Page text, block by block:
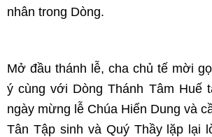
nhân trong Dòng.
Mở đầu thánh lễ, cha chủ tế mời
ý cùng với Dòng Thánh Tâm Huế
ngày mừng lễ Chúa Hiển Dung và
Tân Tập sinh và Quý Thầy lặp lại